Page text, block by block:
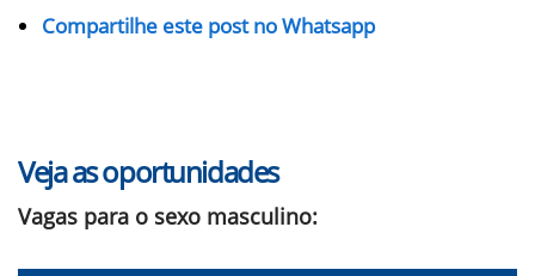
Compartilhe este post no Whatsapp
Veja as oportunidades
Vagas para o sexo masculino: